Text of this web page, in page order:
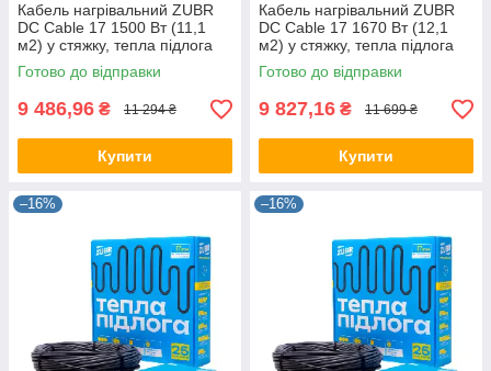
Кабель нагрівальний ZUBR
DC Cable 17 1500 Вт (11,1
м2) у стяжку, тепла підлога
електрична ZUBR
Готово до відправки
9 486,96 ₴ 11 294 ₴
Купити
Кабель нагрівальний ZUBR
DC Cable 17 1670 Вт (12,1
м2) у стяжку, тепла підлога
електрична ZUBR
Готово до відправки
9 827,16 ₴ 11 699 ₴
Купити
–16% –16%